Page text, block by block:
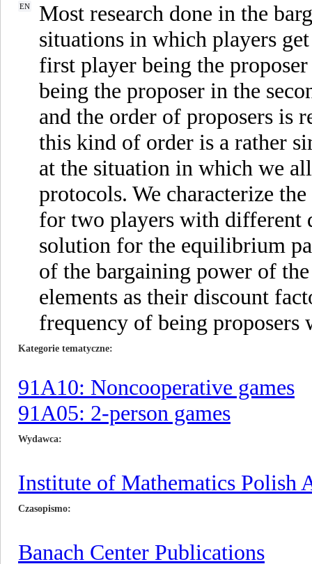
EN
Most research done in the
situations in which players
first player being the
being the proposer in the
and the order of proposers is
this kind of order is a rather
at the situation in which we
protocols. We characterize
for two players with different
solution for the equilibrium
of the bargaining power of
elements as their discount
frequency of being
Kategorie tematyczne
91A10: Noncooperative games
91A05: 2-person games
Wydawca
Institute of Mathematics Polish
Czasopismo
Banach Center Publications